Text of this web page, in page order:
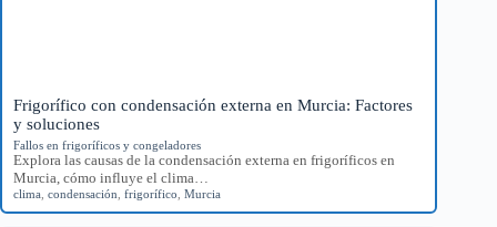
Frigorífico con condensación externa en Murcia: Factores
y soluciones
Fallos en frigoríficos y congeladores
Explora las causas de la condensación externa en frigoríficos en
Murcia, cómo influye el clima…
clima condensación frigorífico Murcia